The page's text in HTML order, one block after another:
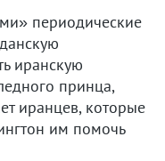
периодические
иранскую
принца,
иранцев, которые
им помочь